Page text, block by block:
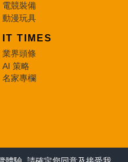
電競裝備
動漫玩具
IT TIMES
業界頭條
AI 策略
名家專欄